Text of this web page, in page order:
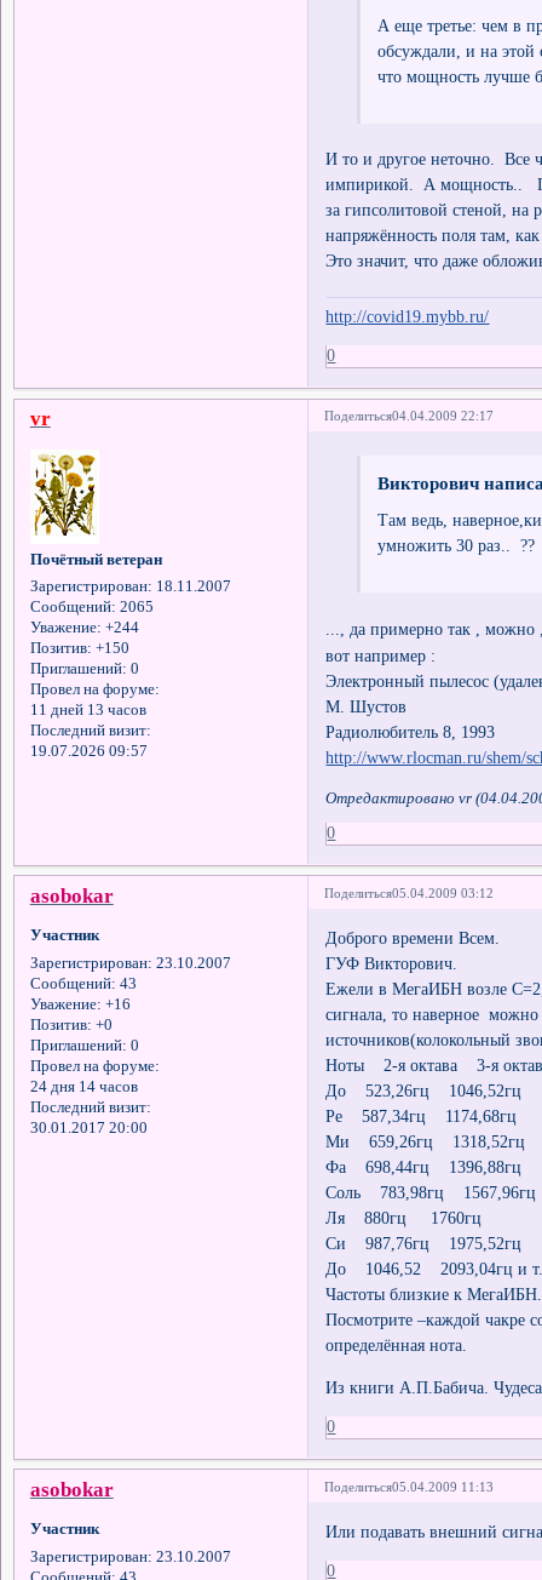
А еще третье: чем в
обсуждали, и на этой
что мощность лучше
И то и другое неточно. Все
импирикой. А мощность..
за гипсолитовой стеной,
напряжённость поля там,
Это значит, что даже
http://covid19.mybb.ru/
0
Поделиться04.04.2009 22:17
vr
Почётный ветеран
Зарегистрирован: 18.11.2007
Сообщений: 2065
Уважение: +244
Позитив: +150
Приглашений: 0
Провел на форуме:
11 дней 13 часов
Последний визит:
19.07.2026 09:57
Викторович
Там ведь,
умножить 30 раз.. ??
..., да примерно так ,
вот например :
Электронный пылесос
М. Шустов
Радиолюбитель 8, 1993
http://www.rlocman.ru/shem/
Отредактировано vr
0
Поделиться05.04.2009 03:12
asobokar
Участник
Зарегистрирован: 23.10.2007
Сообщений: 43
Уважение: +16
Позитив: +0
Приглашений: 0
Провел на форуме:
24 дня 14 часов
Последний визит:
30.01.2017 20:00
Доброго времени Всем.
ГУФ Викторович.
Ежели в МегаИБН возле
сигнала, то наверное
источников(колокольный
Ноты 2-я октава 3-я
До 523,26гц 1046,52гц
Ре 587,34гц 1174,68гц
Ми 659,26гц 1318,52гц
Фа 698,44гц 1396,88гц
Соль 783,98гц 1567,96гц
Ля 880гц 1760гц
Си 987,76гц 1975,52гц
До 1046,52 2093,04гц и
Частоты близкие к МегаИБН.
Посмотрите –каждой чакре
определённая нота.
Из книги А.П.Бабича.
0
Поделиться05.04.2009 11:13
asobokar
Участник
Зарегистрирован: 23.10.2007
Или подавать внешний
0